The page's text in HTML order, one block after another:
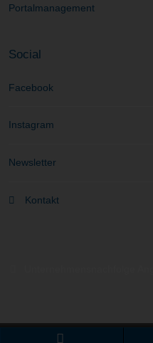
Portalmanagement
Social
Facebook
Instagram
Newsletter
Kontakt
Branchenportal Software made in